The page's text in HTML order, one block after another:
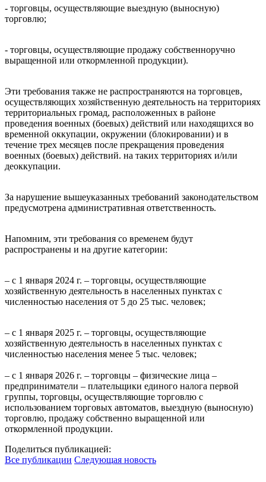
- торговцы, осуществляющие выездную (выносную)
торговлю;
- торговцы, осуществляющие продажу собственноручно
выращенной или откормленной продукции).
Эти требования также не распространяются на торговцев,
осуществляющих хозяйственную деятельность на территориях
территориальных громад, расположенных в районе
проведения военных (боевых) действий или находящихся во
временной оккупации, окружении (блокировании) и в
течение трех месяцев после прекращения проведения
военных (боевых) действий. на таких территориях и/или
деоккупации.
За нарушение вышеуказанных требований законодательством
предусмотрена административная ответственность.
Напомним, эти требования со временем будут
распространены и на другие категории:
– с 1 января 2024 г. – торговцы, осуществляющие
хозяйственную деятельность в населенных пунктах с
численностью населения от 5 до 25 тыс. человек;
– с 1 января 2025 г. – торговцы, осуществляющие
хозяйственную деятельность в населенных пунктах с
численностью населения менее 5 тыс. человек;
– с 1 января 2026 г. – торговцы – физические лица –
предприниматели – плательщики единого налога первой
группы, торговцы, осуществляющие торговлю с
использованием торговых автоматов, выездную (выносную)
торговлю, продажу собственно выращенной или
откормленной продукции.
Поделиться публикацией:
Все публикации Следующая новость